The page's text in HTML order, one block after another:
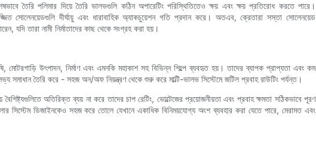
তৈরি পলিমার দিয়ে তৈরি ভালভগুলি কঠিন অপারেটিং পরিস্থিতিতেও ক্ষয় এবং ক্ষয় প্রতিরোধ করতে পারে।
সোলেনয়েডগুলি দীর্ঘায়ু এবং ধারাবাহিক অ্যাকচুয়েশন গতি প্রদান করে। অতএব, ক্রেতারা সস্তা সোলেনয়েড
যদি তারা নামী নির্মাতাদের কাছ থেকে সংগ্রহ করা হয়।
উৎপাদন, নির্মাণ এবং এমনকি মহাকাশ সহ বিভিন্ন শিল্পে ব্যবহৃত হয়। তাদের ব্যাপক প্রাপ্যতা এবং কম
সমাধান তৈরি করে - সহজ অন/অফ নিয়ন্ত্রণ থেকে শুরু করে মাল্টি-ভালভ সিস্টেমে জটিল প্রবাহ রাউটিং পর্যন্ত।
অতিরিক্ত ব্যয় না করে তাদের চাপ রেটিং, ভোল্টেজের প্রয়োজনীয়তা এবং প্রবাহ ক্ষমতা সঠিকভাবে পূরণ
সিস্টেম ডিজাইনকেও সহজ করে তোলে যেখানে একাধিক বিনিময়যোগ্য অংশ ব্যবহার করা যেতে পারে, মেরামত এবং